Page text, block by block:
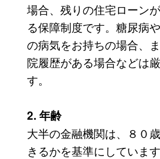
場合、残りの住宅ローン
る保障制度です。糖尿病
の病気をお持ちの場合、
院履歴がある場合などは
す。
2. 年齢
大半の金融機関は、８０
きるかを基準にしていま